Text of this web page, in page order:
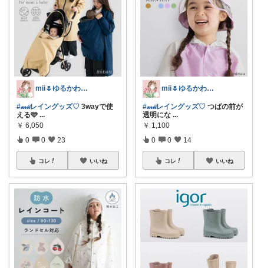
mii🌷ゆるかわアイテム探し🔍🫧
#𝓂𝒾𝒾レイングッズ♡ 3wayで使
える🩵 ...
￥ 6,050
0 0 23
コレ いいね
mii🌷ゆるかわアイテム探し🔍🫧
#𝓂𝒾𝒾レイングッズ♡ つばの前が
透明にな ...
￥ 1,100
0 0 14
コレ いいね